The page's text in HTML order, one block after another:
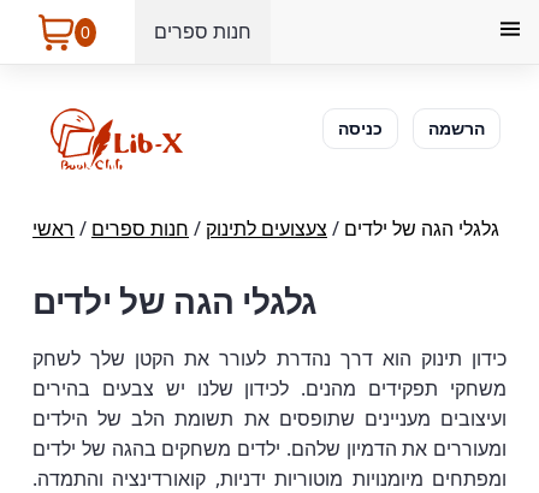
0 חנות ספרים
כניסה הרשמה
ראשי / חנות ספרים / צעצועים לתינוק / גלגלי הגה של ילדים
גלגלי הגה של ילדים
כידון תינוק הוא דרך נהדרת לעורר את הקטן שלך לשחק
משחקי תפקידים מהנים. לכידון שלנו יש צבעים בהירים
ועיצובים מעניינים שתופסים את תשומת הלב של הילדים
ומעוררים את הדמיון שלהם. ילדים משחקים בהגה של ילדים
ומפתחים מיומנויות מוטוריות ידניות, קואורדינציה והתמדה.